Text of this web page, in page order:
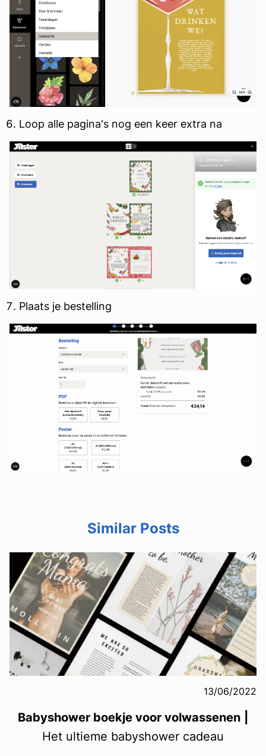
Loop alle pagina's nog een keer extra na
Plaats je bestelling
Similar Posts
13/06/2022
Babyshower boekje voor volwassenen
Het ultieme babyshower cadeau